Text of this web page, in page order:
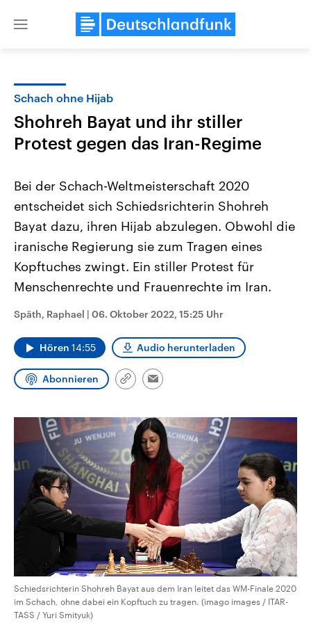
Close
Landtagswahl Sachsen-Anhalt
2026
Alle Informationen
Sachsen-Anhalt wählt am 6.
September 2026 einen neuen
Bundesland von einer Koalition aus
CDU, SPD und FDP regiert.-
Wahlprogramme, aktuelle Berichte
und Hintergründe zu den Parteien
Wahl.
USA
Aktuelle Beiträge,
Hintergründe
gehören die Vereinigten
mit großem Einfluss auf
aktuelle Weltgeschehen.
Sendungen Programm Podcasts
Audio-Archiv
Schach ohne Hijab
Shohreh Bayat und ihr stiller
Protest gegen das Iran-Regime
Bei der Schach-Weltmeisterschaft 2020
entscheidet sich Schiedsrichterin Shohreh
Bayat dazu, ihren Hijab abzulegen. Obwohl die
iranische Regierung sie zum Tragen eines
Kopftuches zwingt. Ein stiller Protest für
Menschenrechte und Frauenrechte im Iran.
Späth, Raphael | 06. Oktober 2022, 15:25 Uhr
Hören 14:55 Audio herunterladen
Abonnieren
Link
Email
Schiedsrichterin Shohreh Bayat aus dem Iran leitet das WM-Finale 2020
im Schach, ohne dabei ein Kopftuch zu tragen. (imago images / ITAR-
TASS / Yuri Smityuk)